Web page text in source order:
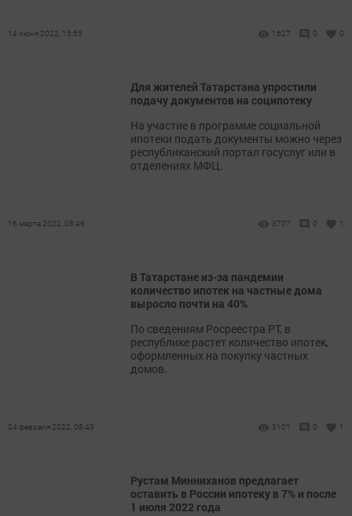
14 июня 2022, 15:55 1627 0 0
Для жителей Татарстана упростили
подачу документов на соципотеку
На участие в программе социальной
ипотеки подать документы можно через
республиканский портал госуслуг или в
отделениях МФЦ.
16 марта 2022, 08:46 3707 0 1
В Татарстане из-за пандемии
количество ипотек на частные дома
выросло почти на 40%
По сведениям Росреестра РТ, в
республике растет количество ипотек,
оформленных на покупку частных
домов.
24 февраля 2022, 08:43 3101 0 1
Рустам Минниханов предлагает
оставить в России ипотеку в 7% и после
1 июля 2022 года